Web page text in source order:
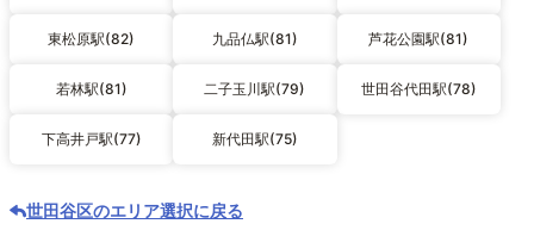
東松原駅(82) 九品仏駅(81) 芦花公園駅(81)
若林駅(81) 二子玉川駅(79) 世田谷代田駅(78)
下高井戸駅(77) 新代田駅(75)
世田谷区のエリア選択に戻る